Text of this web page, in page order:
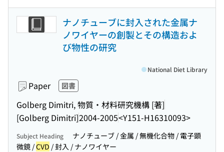
ナノチューブに封入された金属ナ
ノワイヤーの創製とその構造およ
び物性の研究
Paper 図書
Golberg Dimitri, 物質・材料研究機構 [著]
[Golberg Dimitri]2004-2005<Y151-H16310093>
National Diet Library
Subject Heading
ナノチューブ / 金属 / 無機化合物 / 電子顕
微鏡 /CVD / 封入 / ナノワイヤー